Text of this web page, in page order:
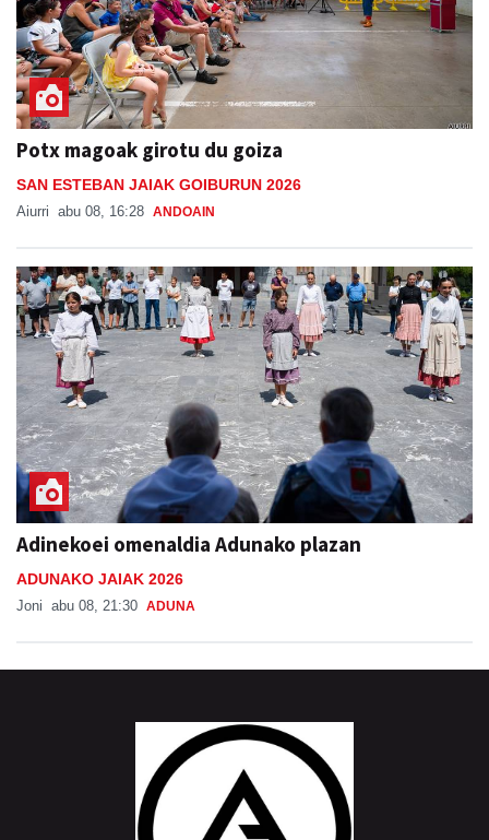
Potx magoak girotu du goiza
SAN ESTEBAN JAIAK GOIBURUN 2026
Aiurri abu 08, 16:28 ANDOAIN
Adinekoei omenaldia Adunako plazan
ADUNAKO JAIAK 2026
Joni abu 08, 21:30 ADUNA